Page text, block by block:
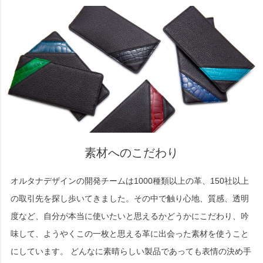
素材へのこだわり
オルタナデザインの開発チームは1000種類以上の革、150社以上
の取引先を探し歩いてきました。その中で触り心地、質感、透明
度など、自分が本当に使いたいと思えるかどうかにこだわり、吟
味して、ようやくこの一枚と思える革に出会った素材を使うこと
にしています。 どんなに素晴らしい製品であっても表情の決め手